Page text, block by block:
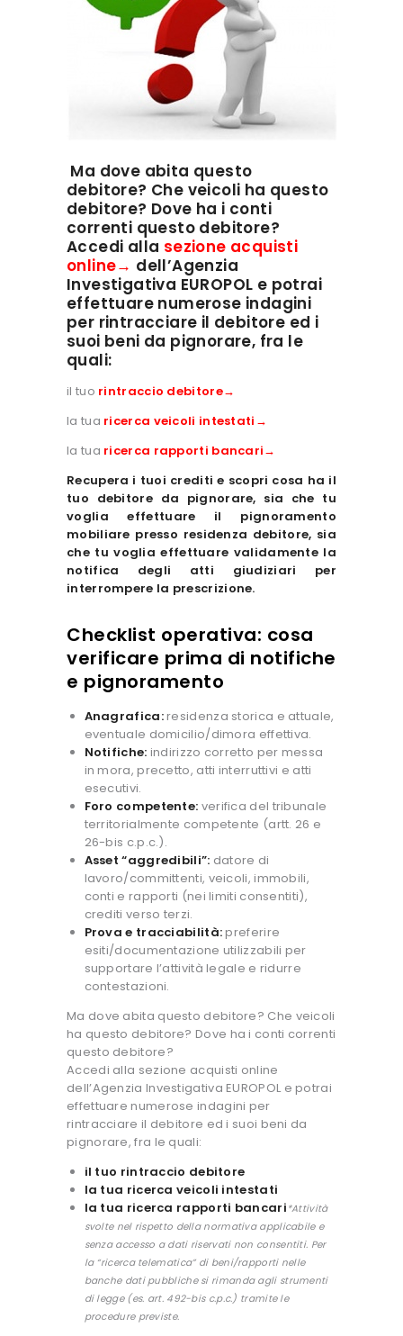
Ma dove abita questo
debitore? Che veicoli ha questo
debitore? Dove ha i conti
correnti questo debitore?
Accedi alla sezione acquisti
online→ dell’Agenzia
Investigativa EUROPOL e potrai
effettuare numerose indagini
per rintracciare il debitore ed i
suoi beni da pignorare, fra le
quali:
il tuo rintraccio debitore→
la tua ricerca veicoli intestati→
la tua ricerca rapporti bancari→
Recupera i tuoi crediti e scopri cosa ha il
tuo debitore da pignorare, sia che tu
voglia effettuare il pignoramento
mobiliare presso residenza debitore, sia
che tu voglia effettuare validamente la
notifica degli atti giudiziari per
interrompere la prescrizione.
Checklist operativa: cosa
verificare prima di notifiche
e pignoramento
Anagrafica:residenza storica e attuale,
eventuale domicilio/dimora effettiva.
Notifiche: indirizzo corretto per messa
in mora, precetto, atti interruttivi e atti
esecutivi.
Foro competente: verifica del tribunale
territorialmente competente (artt. 26 e
26-bis c.p.c.).
Asset “aggredibili”: datore di
lavoro/committenti, veicoli, immobili,
conti e rapporti (nei limiti consentiti),
crediti verso terzi.
Prova e tracciabilità: preferire
esiti/documentazione utilizzabili per
supportare l’attività legale e ridurre
contestazioni.
Ma dove abita questo debitore? Che veicoli
ha questo debitore? Dove ha i conti correnti
questo debitore?
Accedi alla sezione acquisti online
dell’Agenzia Investigativa EUROPOL e potrai
effettuare numerose indagini per
rintracciare il debitore ed i suoi beni da
pignorare, fra le quali:
il tuo rintraccio debitore
la tua ricerca veicoli intestati
la tua ricerca rapporti bancari *Attività
svolte nel rispetto della normativa applicabile e
senza accesso a dati riservati non consentiti. Per
la “ricerca telematica” di beni/rapporti nelle
banche dati pubbliche si rimanda agli strumenti
di legge (es. art. 492-bis c.p.c.) tramite le
procedure previste.